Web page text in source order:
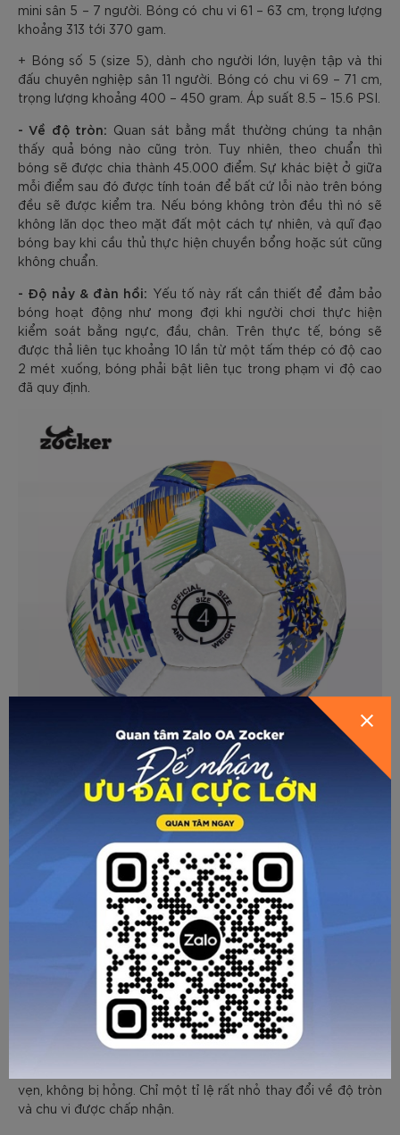
mini sân 5 – 7 người. Bóng có chu vi 61 – 63 cm, trọng lượng
khoảng 313 tới 370 gam.
+ Bóng số 5 (size 5), dành cho người lớn, luyện tập và thi
đấu chuyên nghiệp sân 11 người. Bóng có chu vi 69 – 71 cm,
trọng lượng khoảng 400 – 450 gram. Áp suất 8.5 – 15.6 PSI.
- Về độ tròn: Quan sát bằng mắt thường chúng ta nhận
thấy quả bóng nào cũng tròn. Tuy nhiên, theo chuẩn thì
bóng sẽ được chia thành 45.000 điểm. Sự khác biệt ở giữa
mỗi điểm sau đó được tính toán để bất cứ lỗi nào trên bóng
đều sẽ được kiểm tra. Nếu bóng không tròn đều thì nó sẽ
không lăn dọc theo mặt đất một cách tự nhiên, và quĩ đạo
bóng bay khi cầu thủ thực hiện chuyền bổng hoặc sút cũng
không chuẩn.
- Độ nảy & đàn hồi: Yếu tố này rất cần thiết để đảm bảo
bóng hoạt động như mong đợi khi người chơi thực hiện
kiểm soát bằng ngực, đầu, chân. Trên thực tế, bóng sẽ
được thả liên tục khoảng 10 lần từ một tấm thép có độ cao
2 mét xuống, bóng phải bật liên tục trong phạm vi độ cao
đã quy định.
- Hấp thụ nước:Bóng có thể hấp thụ một lượng nước đáng
kể. Để kiểm tra, nhà sản xuất sẽ để bóng được quay và bóp
khoảng 250 lần trong bể nước. Sau đó kiểm tra bóng không
được phép hấp thụ quá 10% để đảm bảo đường chuyền tốt.
- Tổn hao áp suất:Áp lực trong quả bóng cần được duy trì
liên tục trong suốt trận đấu. Để được công nhận là quả
bóng đá chất lượng cao thì trong tiêu chí này trái bóng sẽ
được thổi phồng lên 0.8 bar, sau đó để 72h, nó không được
phép thất thoát 1% không khí nào.
- Hình dạng và khả năng duy trì kích thước:
môn thể thao cạnh tranh, cường độ cao. Quả bóng thường
xuyên phải chịu tác động từ ngoại lực. Bóng đạt chuẩn sẽ
được thử thách bằng cách bắn vào một tấm thép khoảng
vẹn, không bị hỏng. Chỉ một tỉ lệ rất nhỏ thay đổi về độ tròn
và chu vi được chấp nhận.